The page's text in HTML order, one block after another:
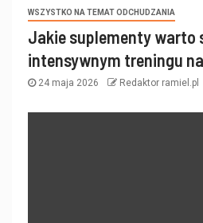
WSZYSTKO NA TEMAT ODCHUDZANIA
Jakie suplementy warto
intensywnym treningu
24 maja 2026 Redaktor ramiel.pl